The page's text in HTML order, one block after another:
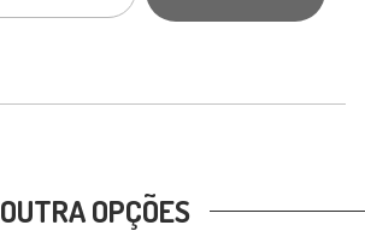
OUTRA OPÇÕES